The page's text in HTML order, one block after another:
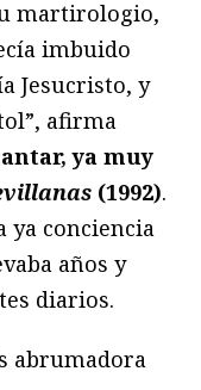
martirologio,
imbuido
Jesucristo, y
afirma
ya muy
(1992).
ya conciencia
años y
diarios.
abrumadora